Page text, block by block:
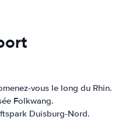
vous le long du Rhin.
Folkwang.
Duisburg-Nord.